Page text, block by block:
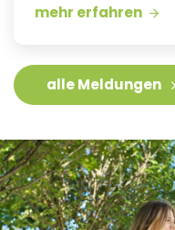
mehr erfahren
alle Meldungen